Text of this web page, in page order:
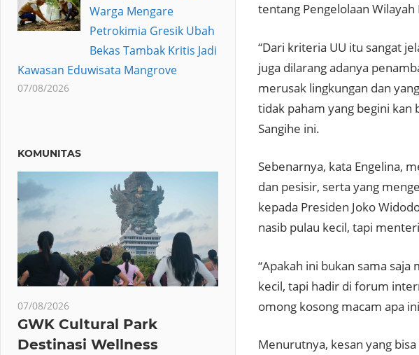
tentang Pengelolaan Wilayah
“Dari kriteria UU itu sangat
juga dilarang adanya
merusak lingkungan dan
tidak paham yang begini kan
Sangihe ini.
Sebenarnya, kata Engelina,
dan pesisir, serta yang
kepada Presiden Joko
nasib pulau kecil, tapi
“Apakah ini bukan sama
kecil, tapi hadir di forum
omong kosong macam apa
Menurutnya, kesan yang
Warga Mengare
Petrokimia Gresik Ubah
Bekas Tambak Kritis Jadi
Kawasan Eduwisata Mangrove
07/08/2026
KOMUNITAS
07/08/2026
GWK Cultural Park
Destinasi Wellness